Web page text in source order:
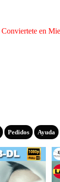
Conviertete en
Pedidos Ayuda